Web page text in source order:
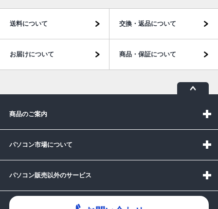
送料について 交換・返品について
お届けについて 商品・保証について
商品のご案内
パソコン市場について
パソコン販売以外のサービス